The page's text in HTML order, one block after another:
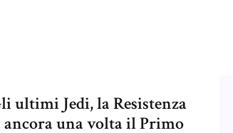
ultimi Jedi, la Resistenza
una volta il Primo